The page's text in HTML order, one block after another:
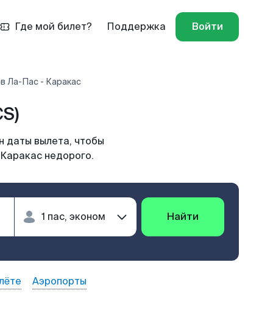
Где мой билет? Поддержка Войти
Ла-Пас - Каракас
даты вылета, чтобы
недорого.
Найти
Аэропорты